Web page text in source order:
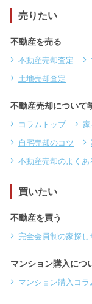
売りたい
不動産を売る
不動産売却査定
土地売却査定
不動産売却について
コラムトップ
自宅売却のコツ
不動産売却のよくあ
買いたい
不動産を買う
完全会員制の家探し
マンション購入につ
マンション購入コラ